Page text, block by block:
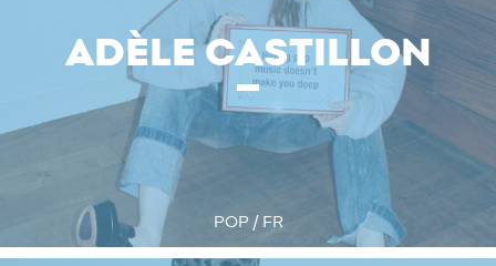
ADÈLE CASTILLON
POP / FR